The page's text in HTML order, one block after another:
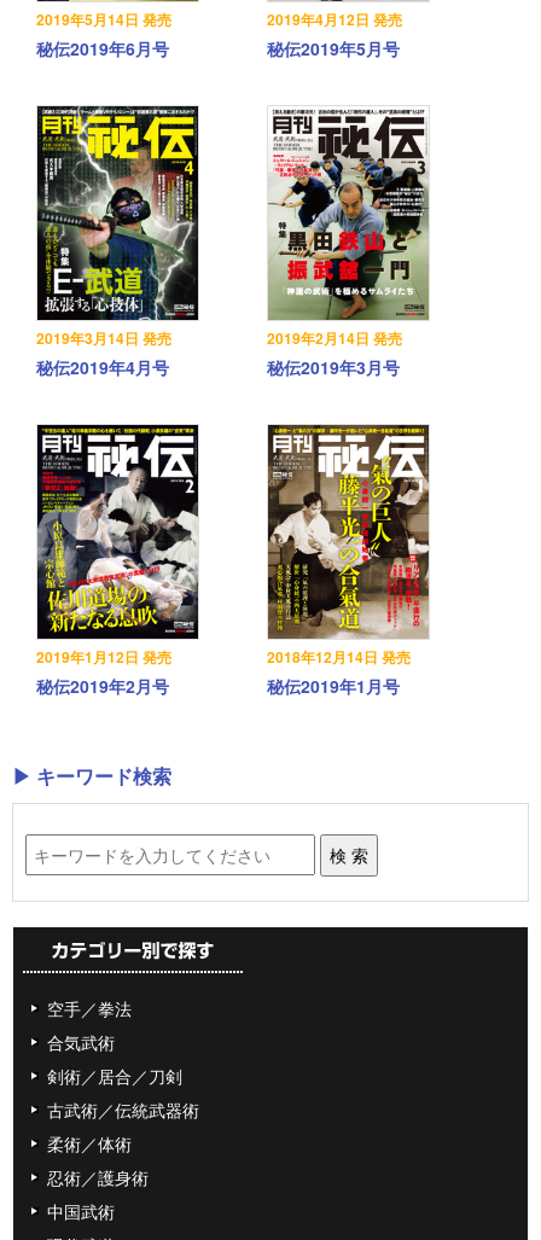
2019年5月14日 発売
秘伝2019年6月号
2019年4月12日 発売
秘伝2019年5月号
2019年3月14日 発売
秘伝2019年4月号
2019年2月14日 発売
秘伝2019年3月号
2019年1月12日 発売
秘伝2019年2月号
2018年12月14日 発売
秘伝2019年1月号
▶ キーワード検索
空手／拳法
合気武術
剣術／居合／刀剣
古武術／伝統武器術
柔術／体術
忍術／護身術
中国武術